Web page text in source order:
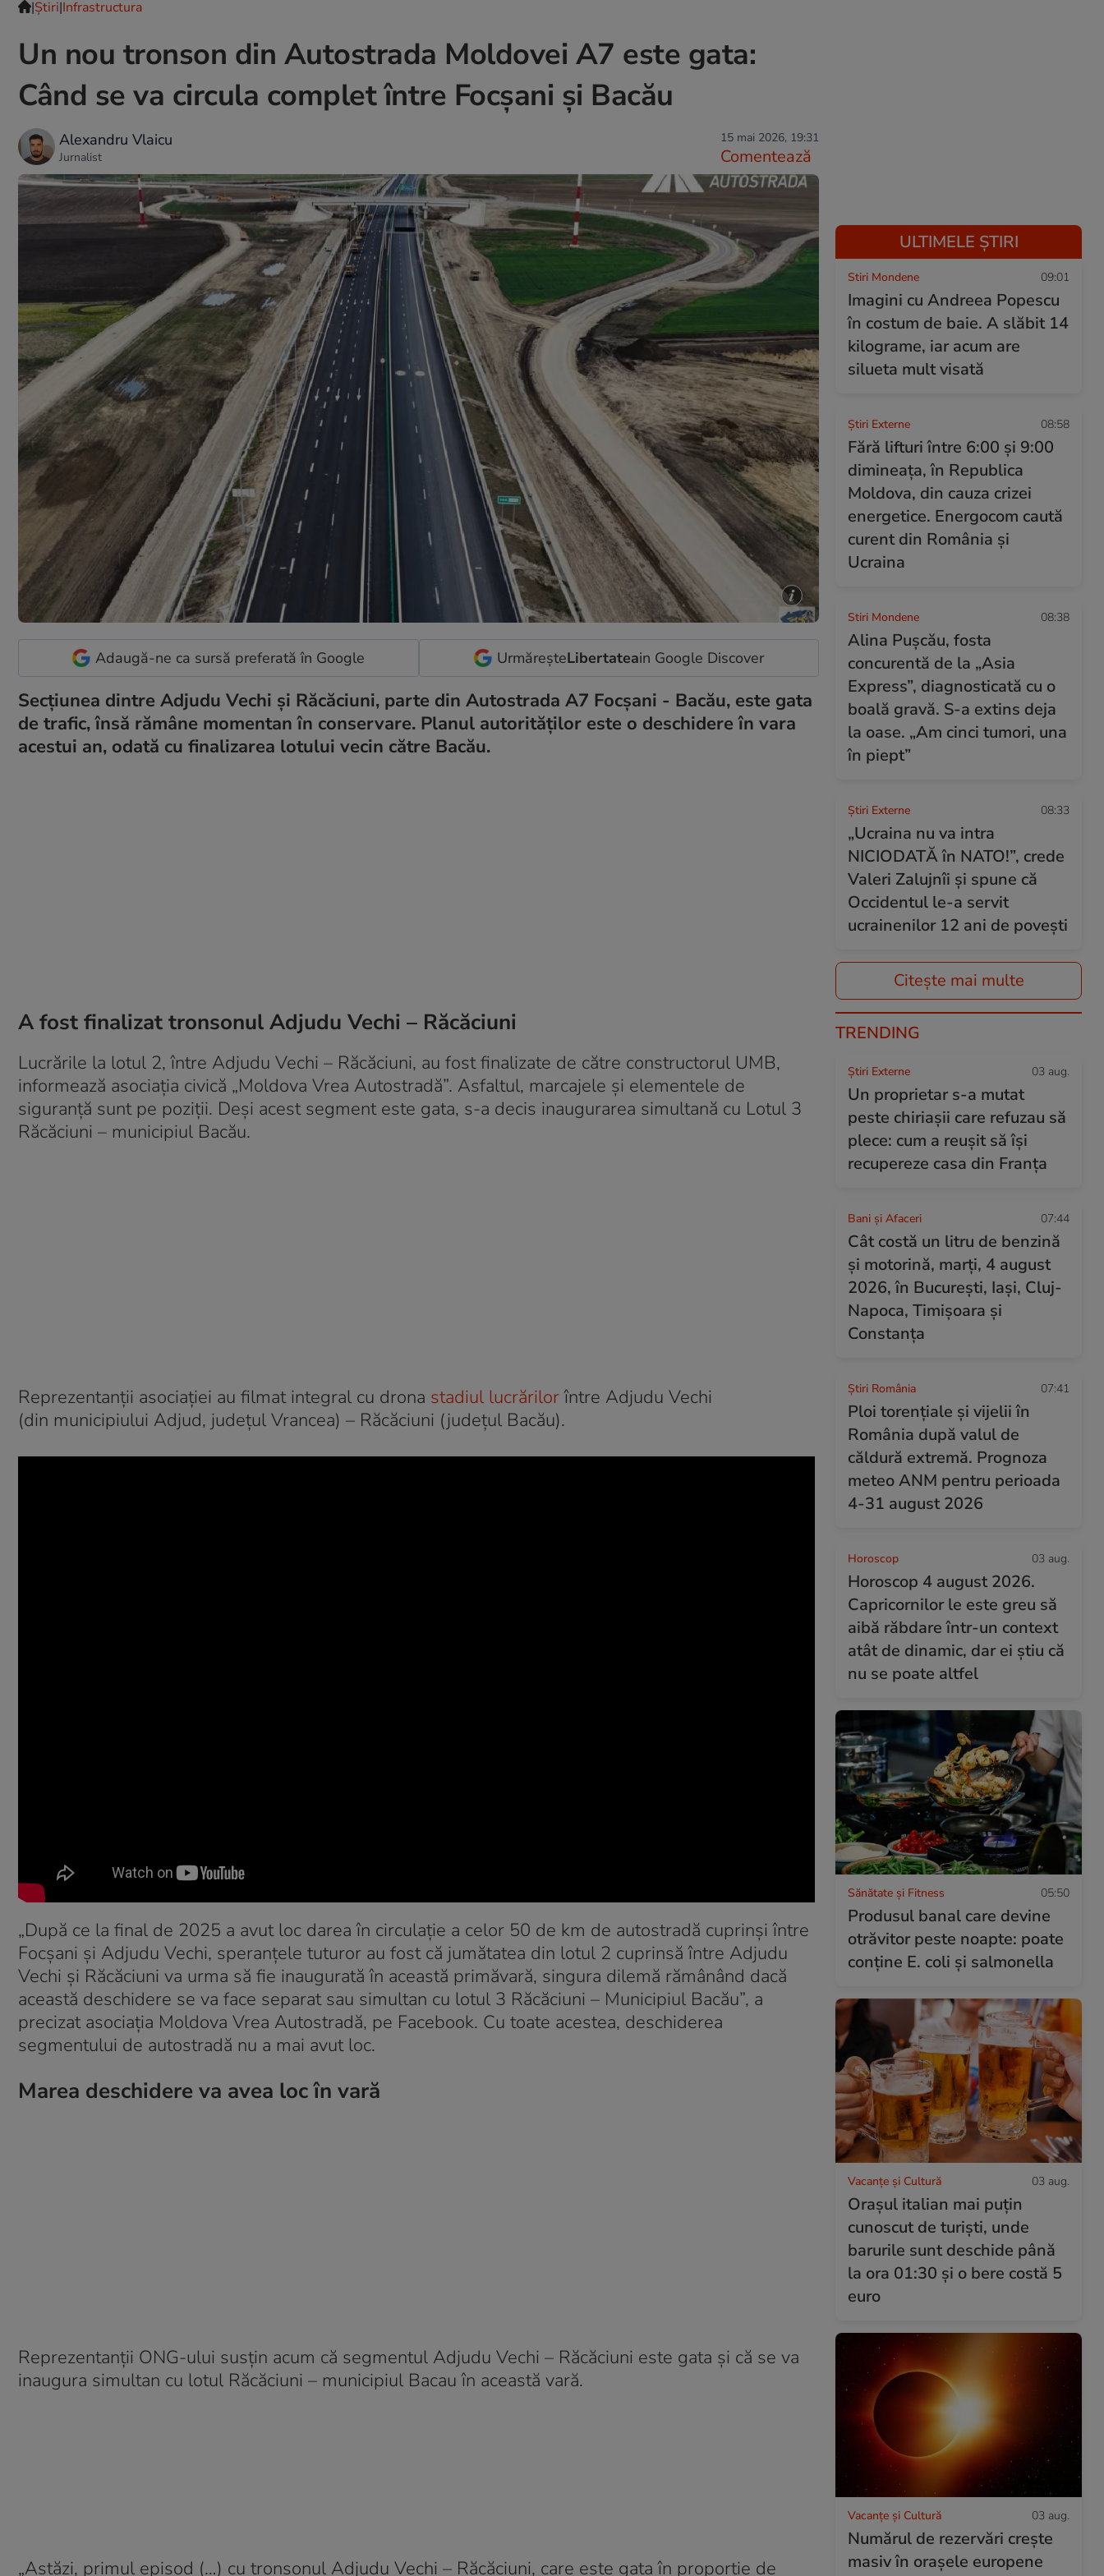
|Ştiri|Infrastructura
Un nou tronson din Autostrada Moldovei A7 este gata:
Când se va circula complet între Focșani și Bacău
Alexandru Vlaicu
Jurnalist
15 mai 2026, 19:31
Comentează
Adaugă-ne ca sursă preferată în Google UrmăreșteLibertateain Google Discover
Secțiunea dintre Adjudu Vechi și Răcăciuni, parte din Autostrada A7 Focșani - Bacău, este gata
de trafic, însă rămâne momentan în conservare. Planul autorităților este o deschidere în vara
acestui an, odată cu finalizarea lotului vecin către Bacău.
A fost finalizat tronsonul Adjudu Vechi – Răcăciuni
Lucrările la lotul 2, între Adjudu Vechi – Răcăciuni, au fost finalizate de către constructorul UMB,
informează asociația civică „Moldova Vrea Autostradă”. Asfaltul, marcajele și elementele de
siguranță sunt pe poziții. Deși acest segment este gata, s-a decis inaugurarea simultană cu Lotul 3
Răcăciuni – municipiul Bacău.
Reprezentanții asociației au filmat integral cu drona stadiul lucrărilorîntre Adjudu Vechi
(din municipiului Adjud, județul Vrancea) – Răcăciuni (județul Bacău).
„După ce la final de 2025 a avut loc darea în circulație a celor 50 de km de autostradă cuprinși între
Focșani și Adjudu Vechi, speranțele tuturor au fost că jumătatea din lotul 2 cuprinsă între Adjudu
Vechi și Răcăciuni va urma să fie inaugurată în această primăvară, singura dilemă rămânând dacă
această deschidere se va face separat sau simultan cu lotul 3 Răcăciuni – Municipiul Bacău”, a
precizat asociația Moldova Vrea Autostradă, pe Facebook. Cu toate acestea, deschiderea
segmentului de autostradă nu a mai avut loc.
Marea deschidere va avea loc în vară
Reprezentanții ONG-ului susțin acum că segmentul Adjudu Vechi – Răcăciuni este gata și că se va
inaugura simultan cu lotul Răcăciuni – municipiul Bacau în această vară.
„Astăzi, primul episod (…) cu tronsonul Adjudu Vechi – Răcăciuni, care este gata în proporție de
ULTIMELE ȘTIRI
Stiri Mondene 09:01
Imagini cu Andreea Popescu
în costum de baie. A slăbit 14
kilograme, iar acum are
silueta mult visată
Știri Externe 08:58
Fără lifturi între 6:00 și 9:00
dimineața, în Republica
Moldova, din cauza crizei
energetice. Energocom caută
curent din România și
Ucraina
Stiri Mondene 08:38
Alina Pușcău, fosta
concurentă de la „Asia
Express”, diagnosticată cu o
boală gravă. S-a extins deja
la oase. „Am cinci tumori, una
în piept”
Știri Externe 08:33
„Ucraina nu va intra
NICIODATĂ în NATO!”, crede
Valeri Zalujnîi și spune că
Occidentul le-a servit
ucrainenilor 12 ani de povești
Citește mai multe
TRENDING
Știri Externe 03 aug.
Un proprietar s-a mutat
peste chiriașii care refuzau să
plece: cum a reușit să își
recupereze casa din Franța
Bani și Afaceri 07:44
Cât costă un litru de benzină
și motorină, marți, 4 august
2026, în București, Iași, Cluj-
Napoca, Timișoara și
Constanța
Știri România 07:41
Ploi torențiale și vijelii în
România după valul de
căldură extremă. Prognoza
meteo ANM pentru perioada
4-31 august 2026
Horoscop 03 aug.
Horoscop 4 august 2026.
Capricornilor le este greu să
aibă răbdare într-un context
atât de dinamic, dar ei știu că
nu se poate altfel
Sănătate și Fitness 05:50
Produsul banal care devine
otrăvitor peste noapte: poate
conține E. coli și salmonella
Vacanțe și Cultură 03 aug.
Orașul italian mai puțin
cunoscut de turiști, unde
barurile sunt deschide până
la ora 01:30 și o bere costă 5
euro
Vacanțe și Cultură 03 aug.
Numărul de rezervări crește
masiv în orașele europene